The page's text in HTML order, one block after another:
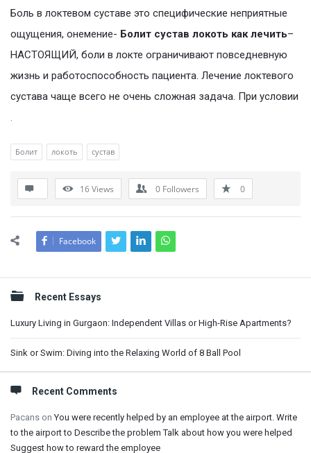
Боль в локтевом суставе это специфические неприятные
ощущения, онемение- Болит сустав локоть как лечить–
НАСТОЯЩИЙ, боли в локте ограничивают повседневную
жизнь и работоспособность пациента. Лечение локтевого
сустава чаще всего не очень сложная задача. При условии
.
Болит локоть сустав
16Views 0 Followers 0
Facebook
Sidebar
Recent Essays
Luxury Living in Gurgaon: Independent Villas or High-Rise Apartments?
Sink or Swim: Diving into the Relaxing World of 8 Ball Pool
Recent Comments
Pacans onYou were recently helped by an employee at the airport. Write
to the airport to Describe the problem Talk about how you were helped
Suggest how to reward the employee